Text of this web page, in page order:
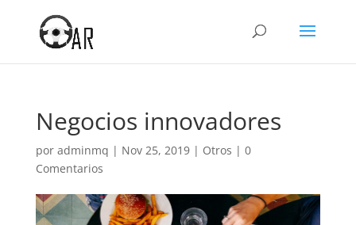
Negocios innovadores
por adminmq | Nov 25, 2019| Otros | 0
Comentarios